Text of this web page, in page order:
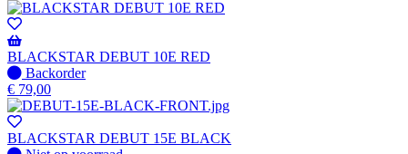
BLACKSTAR DEBUT 10E RED
Niet
op
voorraad
-
Wordt
Backorder
€ 79,00
BLACKSTAR DEBUT 15E BLACK